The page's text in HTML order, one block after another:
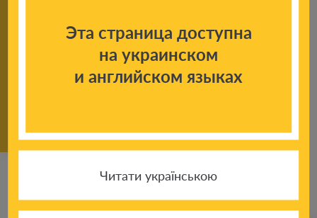
Поделиться новостью:
Эта страница доступна
на украинском
и английском языках
Читати українською